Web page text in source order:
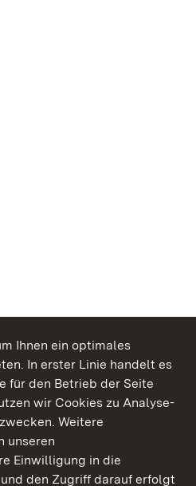
Ihnen ein optimales
In erster Linie handelt es
für den Betrieb der Seite
wir Cookies zu Analyse-
Weitere
unseren
Einwilligung in die
den Zugriff darauf erfolgt